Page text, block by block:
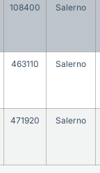
108400 Salerno
463110 Salerno
471920 Salerno